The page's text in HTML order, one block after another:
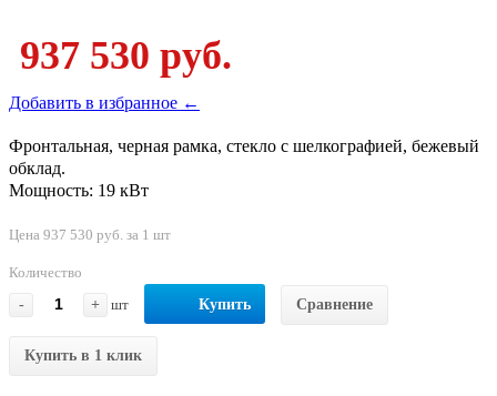
937 530 руб.
Добавить в избранное ←
Фронтальная, черная рамка, стекло с шелкографией, бежевый
обклад.
Мощность: 19 кВт
Цена 937 530 руб. за 1 шт
Количество
-
+ шт Купить Сравнение
Купить в 1 клик